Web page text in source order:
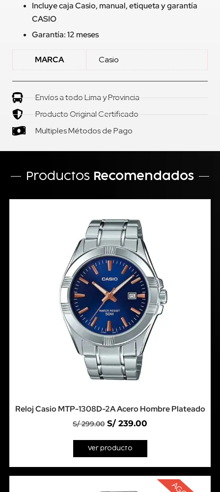
Incluye caja Casio, manual, etiqueta y garantía
CASIO
Garantía: 12 meses
MARCA Casio
Envíos a todo Lima y Provincia
Producto Original Certificado
Multiples Métodos de Pago
Productos Recomendados
Reloj Casio MTP-1308D-2A Acero Hombre Plateado
S/299.00 S/ 239.00
Ver producto